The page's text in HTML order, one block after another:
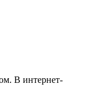
В интернет-